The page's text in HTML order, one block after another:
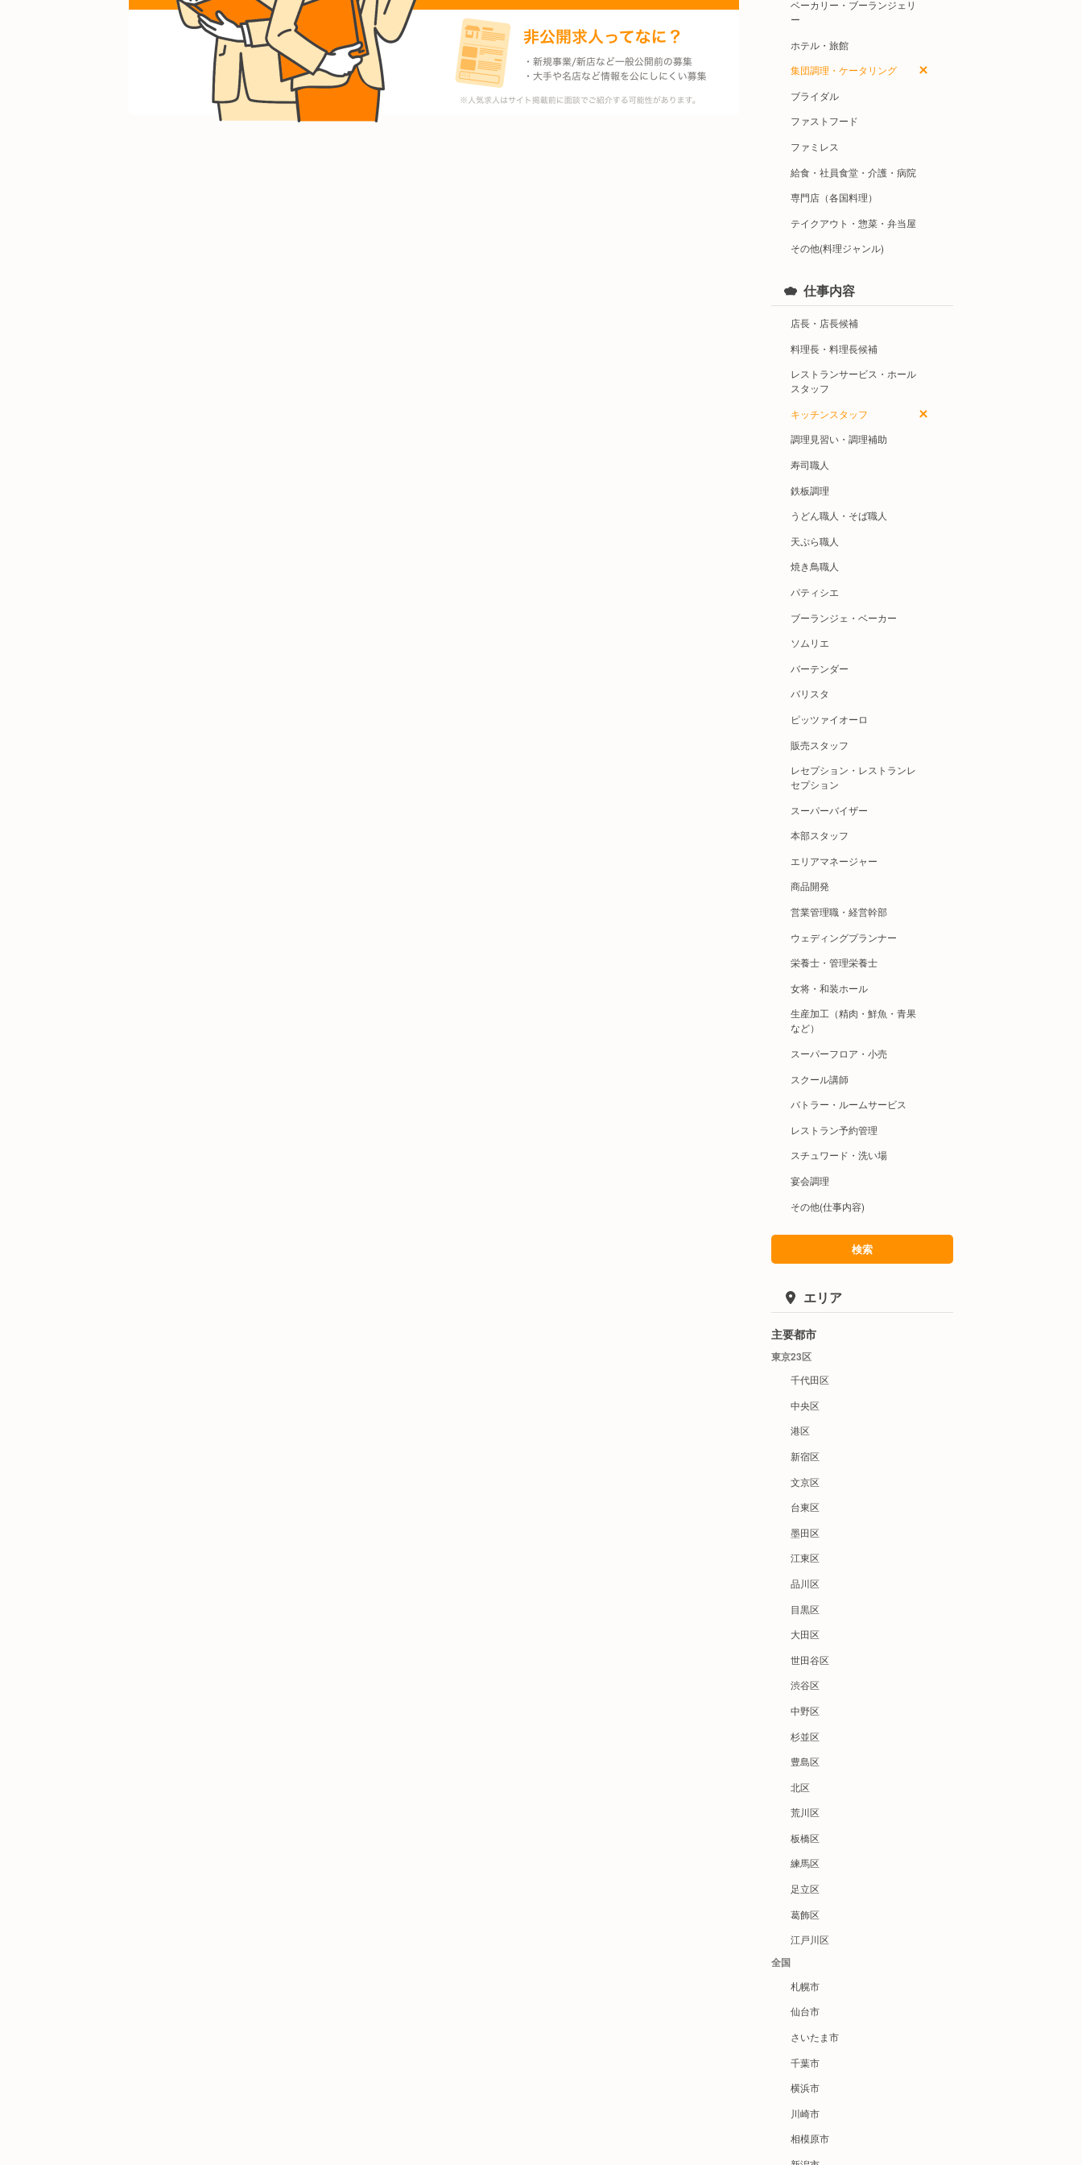
ベーカリー・ブーランジェリ
ー
ホテル・旅館
集団調理・ケータリング
ブライダル
ファストフード
ファミレス
給食・社員食堂・介護・病院
専門店（各国料理）
テイクアウト・惣菜・弁当屋
その他(料理ジャンル)
仕事内容
店長・店長候補
料理長・料理長候補
レストランサービス・ホール
スタッフ
キッチンスタッフ
調理見習い・調理補助
寿司職人
鉄板調理
うどん職人・そば職人
天ぷら職人
焼き鳥職人
パティシエ
ブーランジェ・ベーカー
ソムリエ
バーテンダー
バリスタ
ピッツァイオーロ
販売スタッフ
レセプション・レストランレ
セプション
スーパーバイザー
本部スタッフ
エリアマネージャー
商品開発
営業管理職・経営幹部
ウェディングプランナー
栄養士・管理栄養士
女将・和装ホール
生産加工（精肉・鮮魚・青果
など）
スーパーフロア・小売
スクール講師
バトラー・ルームサービス
レストラン予約管理
スチュワード・洗い場
宴会調理
その他(仕事内容)
検索
エリア
主要都市
東京23区
千代田区
中央区
港区
新宿区
文京区
台東区
墨田区
江東区
品川区
目黒区
大田区
世田谷区
渋谷区
中野区
杉並区
豊島区
北区
荒川区
板橋区
練馬区
足立区
葛飾区
江戸川区
全国
札幌市
仙台市
さいたま市
千葉市
横浜市
川崎市
相模原市